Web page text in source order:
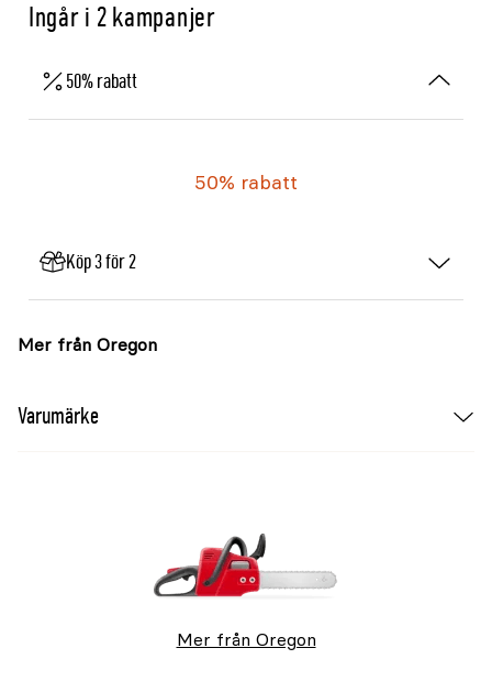
Ingår i 2 kampanjer
50% rabatt
50% rabatt
Köp 3 för 2
Mer från Oregon
Varumärke
Mer från Oregon